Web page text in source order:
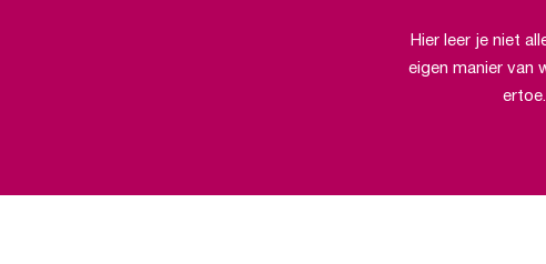
Hier leer je niet
eigen manier van